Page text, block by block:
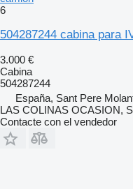
6
504287244 cabina para
3.000 €
Cabina
504287244
España, Sant Pere
LAS COLINAS OCASION,
Contacte con el vendedor